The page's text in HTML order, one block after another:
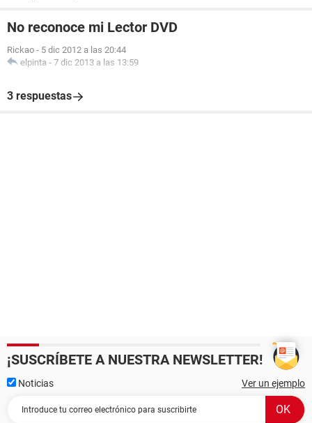
No reconoce mi Lector DVD
Rickao - 5 dic 2012 a las 20:44
elpinta - 7 dic 2013 a las 13:59
3 respuestas
¡SUSCRÍBETE A NUESTRA NEWSLETTER!
Noticias Ver un ejemplo